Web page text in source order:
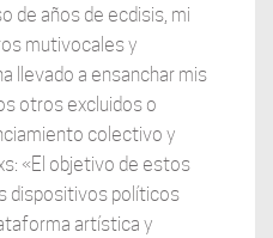
de años de ecdisis, mi
mutivocales y
llevado a ensanchar mis
otros excluidos o
colectivo y
«El objetivo de estos
dispositivos políticos
artística y